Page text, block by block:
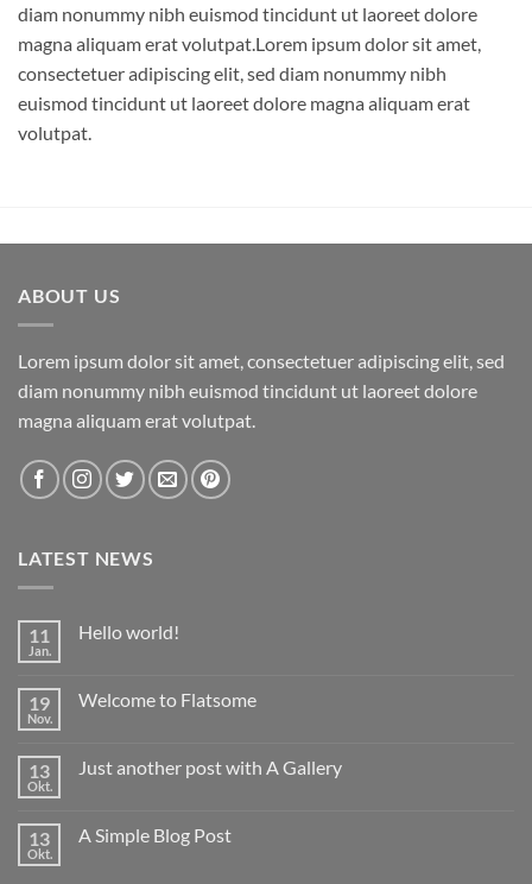
diam nonummy nibh euismod tincidunt ut laoreet dolore
magna aliquam erat volutpat.Lorem ipsum dolor sit amet,
consectetuer adipiscing elit, sed diam nonummy nibh
euismod tincidunt ut laoreet dolore magna aliquam erat
volutpat.
ABOUT US
Lorem ipsum dolor sit amet, consectetuer adipiscing elit, sed
diam nonummy nibh euismod tincidunt ut laoreet dolore
magna aliquam erat volutpat.
LATEST NEWS
11
Jan.
Hello world!
Hello
19
Nov.
Welcome to Flatsome
Welcome
13
Okt.
Just another post with A Gallery
Just
13
Okt.
A Simple Blog Post